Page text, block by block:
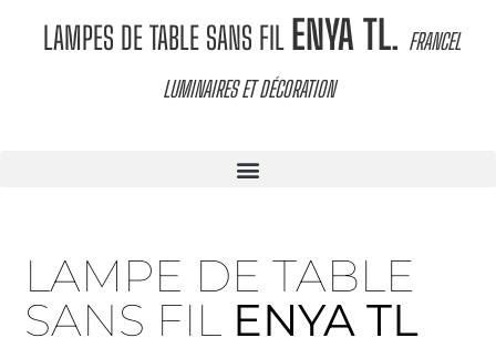
LAMPES DE TABLE SANS FIL ENYA TL. FRANCEL
LUMINAIRES ET DÉCORATION
LAMPE DE TABLE
SANS FIL ENYA TL